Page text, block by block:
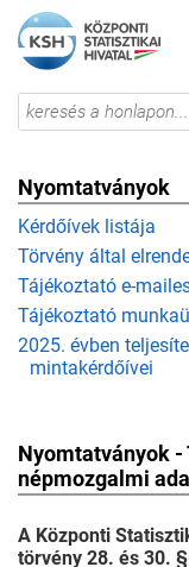
Nyomtatványok
Kérdőívek listája
Törvény által
Tájékoztató e-
Tájékoztató
2025. évben
mintakérdőívei
Nyomtatványok
népmozgalmi
A Központi
törvény 28. és 30.